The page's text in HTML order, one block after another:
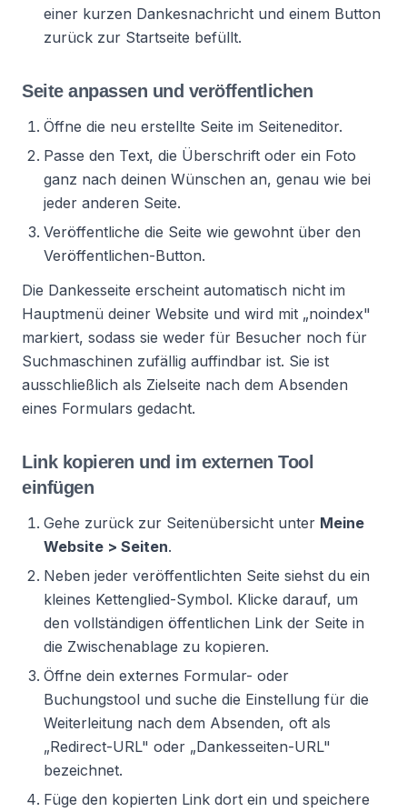
einer kurzen Dankesnachricht und einem Button
zurück zur Startseite befüllt.
Seite anpassen und veröffentlichen
Öffne die neu erstellte Seite im Seiteneditor.
Passe den Text, die Überschrift oder ein Foto
ganz nach deinen Wünschen an, genau wie bei
jeder anderen Seite.
Veröffentliche die Seite wie gewohnt über den
Veröffentlichen-Button.
Die Dankesseite erscheint automatisch nicht im
Hauptmenü deiner Website und wird mit „noindex"
markiert, sodass sie weder für Besucher noch für
Suchmaschinen zufällig auffindbar ist. Sie ist
ausschließlich als Zielseite nach dem Absenden
eines Formulars gedacht.
Link kopieren und im externen Tool
einfügen
Gehe zurück zur Seitenübersicht unter Meine
Website > Seiten.
Neben jeder veröffentlichten Seite siehst du ein
kleines Kettenglied-Symbol. Klicke darauf, um
den vollständigen öffentlichen Link der Seite in
die Zwischenablage zu kopieren.
Öffne dein externes Formular- oder
Buchungstool und suche die Einstellung für die
Weiterleitung nach dem Absenden, oft als
„Redirect-URL" oder „Dankesseiten-URL"
bezeichnet.
Füge den kopierten Link dort ein und speichere